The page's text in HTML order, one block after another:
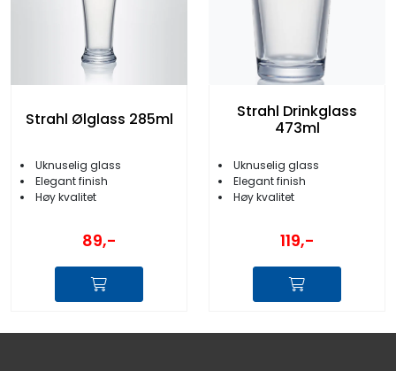
Strahl Ølglass 285ml
Uknuselig glass
Elegant finish
Høy kvalitet
89,-
Strahl Drinkglass
473ml
Uknuselig glass
Elegant finish
Høy kvalitet
119,-